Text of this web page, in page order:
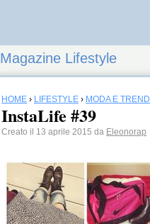
Magazine Lifestyle
HOME › LIFESTYLE › MODA E TREND
InstaLife #39
Creato il 13 aprile 2015 da Eleonorap